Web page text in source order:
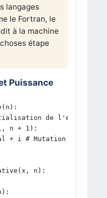
langages
le Fortran, le
à la machine
étape
Puissance
de l'état
n + 1):
+ i # Mutation de la
n):